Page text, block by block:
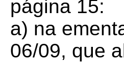
página 15:
a) na
06/09, que